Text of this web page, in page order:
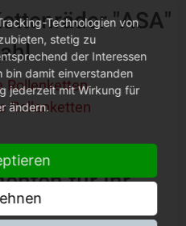
"ASA"
Rollenketten
Rollenketten
für Ihr
Technologien von
stetig zu
der Interessen
bin damit einverstanden
jederzeit mit Wirkung für
ändern.